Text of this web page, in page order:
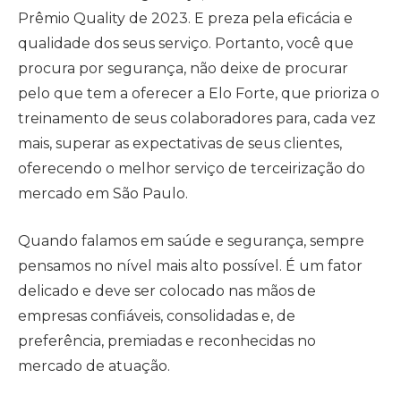
Prêmio Quality de 2023. E preza pela eficácia e
qualidade dos seus serviço. Portanto, você que
procura por segurança, não deixe de procurar
pelo que tem a oferecer a Elo Forte, que prioriza o
treinamento de seus colaboradores para, cada vez
mais, superar as expectativas de seus clientes,
oferecendo o melhor serviço de terceirização do
mercado em São Paulo.
Quando falamos em saúde e segurança, sempre
pensamos no nível mais alto possível. É um fator
delicado e deve ser colocado nas mãos de
empresas confiáveis, consolidadas e, de
preferência, premiadas e reconhecidas no
mercado de atuação.